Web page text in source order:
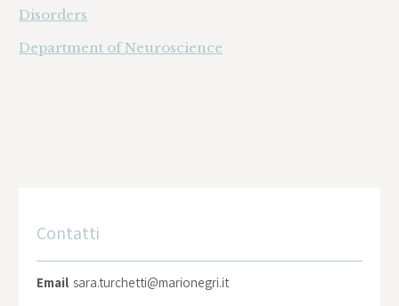
Disorders
Department of Neuroscience
Contatti
Email sara.turchetti@marionegri.it